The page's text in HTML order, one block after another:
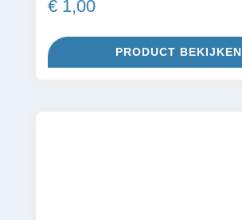
€1,00
PRODUCT BEKIJKEN